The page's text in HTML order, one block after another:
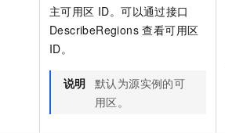
主可用区 ID。可以通过接口
DescribeRegions 查看可用区
ID。
说明 默认为源实例的可
用区。